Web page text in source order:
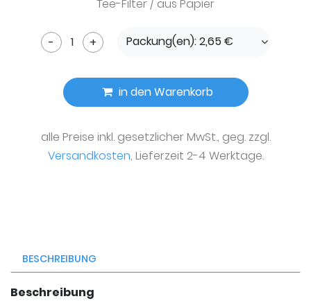
Tee-Filter / aus Papier
- + Packung(en): 2,65 €
in den Warenkorb
alle Preise inkl. gesetzlicher MwSt., geg. zzgl.
Versandkosten, Lieferzeit 2-4 Werktage.
BESCHREIBUNG
Beschreibung